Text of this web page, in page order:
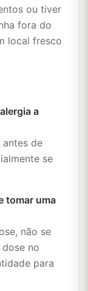
ou tiver
fora do
local fresco
a
de
se
tomar uma
não se
no
para